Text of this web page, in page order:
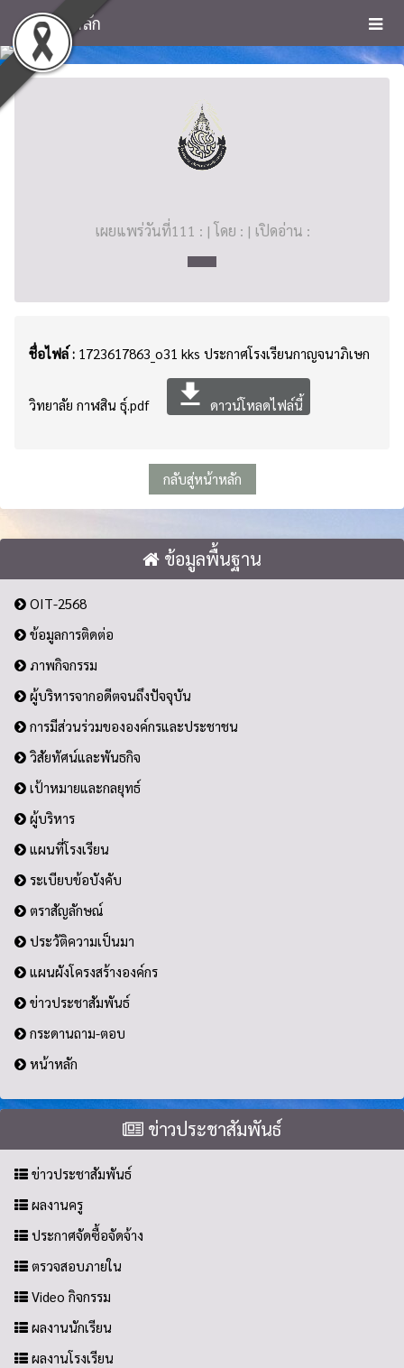
หน้าหลัก
เผยแพร่วันที่111 : | โดย : | เปิดอ่าน :
ชื่อไฟล์ : 1723617863_o31 kks ประกาศโรงเรียนกาญจนาภิเษก
วิทยาลัย กาฬสิน ธุ์.pdf file_download ดาวน์โหลดไฟล์นี้
กลับสู่หน้าหลัก
ข้อมูลพื้นฐาน
OIT-2568
ข้อมูลการติดต่อ
ภาพกิจกรรม
ผู้บริหารจากอดีตจนถึงปัจจุบัน
การมีส่วนร่วมขององค์กรและประชาชน
วิสัยทัศน์และพันธกิจ
เป้าหมายและกลยุทธ์
ผู้บริหาร
แผนที่โรงเรียน
ระเบียบข้อบังคับ
ตราสัญลักษณ์
ประวัติความเป็นมา
แผนผังโครงสร้างองค์กร
ข่าวประชาสัมพันธ์
กระดานถาม-ตอบ
หน้าหลัก
ข่าวประชาสัมพันธ์
ข่าวประชาสัมพันธ์
ผลงานครู
ประกาศจัดซื้อจัดจ้าง
ตรวจสอบภายใน
Video กิจกรรม
ผลงานนักเรียน
ผลงานโรงเรียน